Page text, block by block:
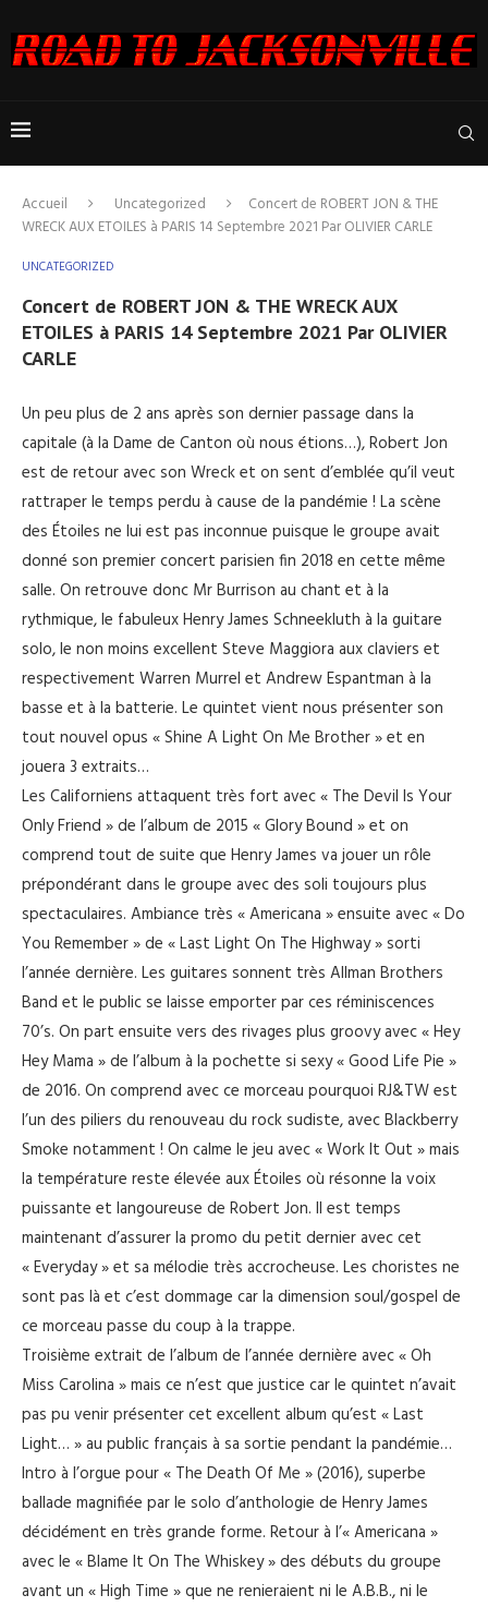
Accueil Uncategorized
Concert de ROBERT JON & THE
WRECK AUX ETOILES à PARIS 14 Septembre 2021 Par OLIVIER CARLE
UNCATEGORIZED
Concert de ROBERT JON & THE WRECK AUX
ETOILES à PARIS 14 Septembre 2021 Par OLIVIER
CARLE
Un peu plus de 2 ans après son dernier passage dans la
capitale (à la Dame de Canton où nous étions…), Robert Jon
est de retour avec son Wreck et on sent d’emblée qu’il veut
rattraper le temps perdu à cause de la pandémie ! La scène
des Étoiles ne lui est pas inconnue puisque le groupe avait
donné son premier concert parisien fin 2018 en cette même
salle. On retrouve donc Mr Burrison au chant et à la
rythmique, le fabuleux Henry James Schneekluth à la guitare
solo, le non moins excellent Steve Maggiora aux claviers et
respectivement Warren Murrel et Andrew Espantman à la
basse et à la batterie. Le quintet vient nous présenter son
tout nouvel opus « Shine A Light On Me Brother » et en
jouera 3 extraits…
Les Californiens attaquent très fort avec « The Devil Is Your
Only Friend » de l’album de 2015 « Glory Bound » et on
comprend tout de suite que Henry James va jouer un rôle
prépondérant dans le groupe avec des soli toujours plus
spectaculaires. Ambiance très « Americana » ensuite avec « Do
You Remember » de « Last Light On The Highway » sorti
l’année dernière. Les guitares sonnent très Allman Brothers
Band et le public se laisse emporter par ces réminiscences
70’s. On part ensuite vers des rivages plus groovy avec « Hey
Hey Mama » de l’album à la pochette si sexy « Good Life Pie »
de 2016. On comprend avec ce morceau pourquoi RJ&TW est
l’un des piliers du renouveau du rock sudiste, avec Blackberry
Smoke notamment ! On calme le jeu avec « Work It Out » mais
la température reste élevée aux Étoiles où résonne la voix
puissante et langoureuse de Robert Jon. Il est temps
maintenant d’assurer la promo du petit dernier avec cet
« Everyday » et sa mélodie très accrocheuse. Les choristes ne
sont pas là et c’est dommage car la dimension soul/gospel de
ce morceau passe du coup à la trappe.
Troisième extrait de l’album de l’année dernière avec « Oh
Miss Carolina » mais ce n’est que justice car le quintet n’avait
pas pu venir présenter cet excellent album qu’est « Last
Light… » au public français à sa sortie pendant la pandémie…
Intro à l’orgue pour « The Death Of Me » (2016), superbe
ballade magnifiée par le solo d’anthologie de Henry James
décidément en très grande forme. Retour à l’« Americana »
avec le « Blame It On The Whiskey » des débuts du groupe
avant un « High Time » que ne renieraient ni le A.B.B., ni le